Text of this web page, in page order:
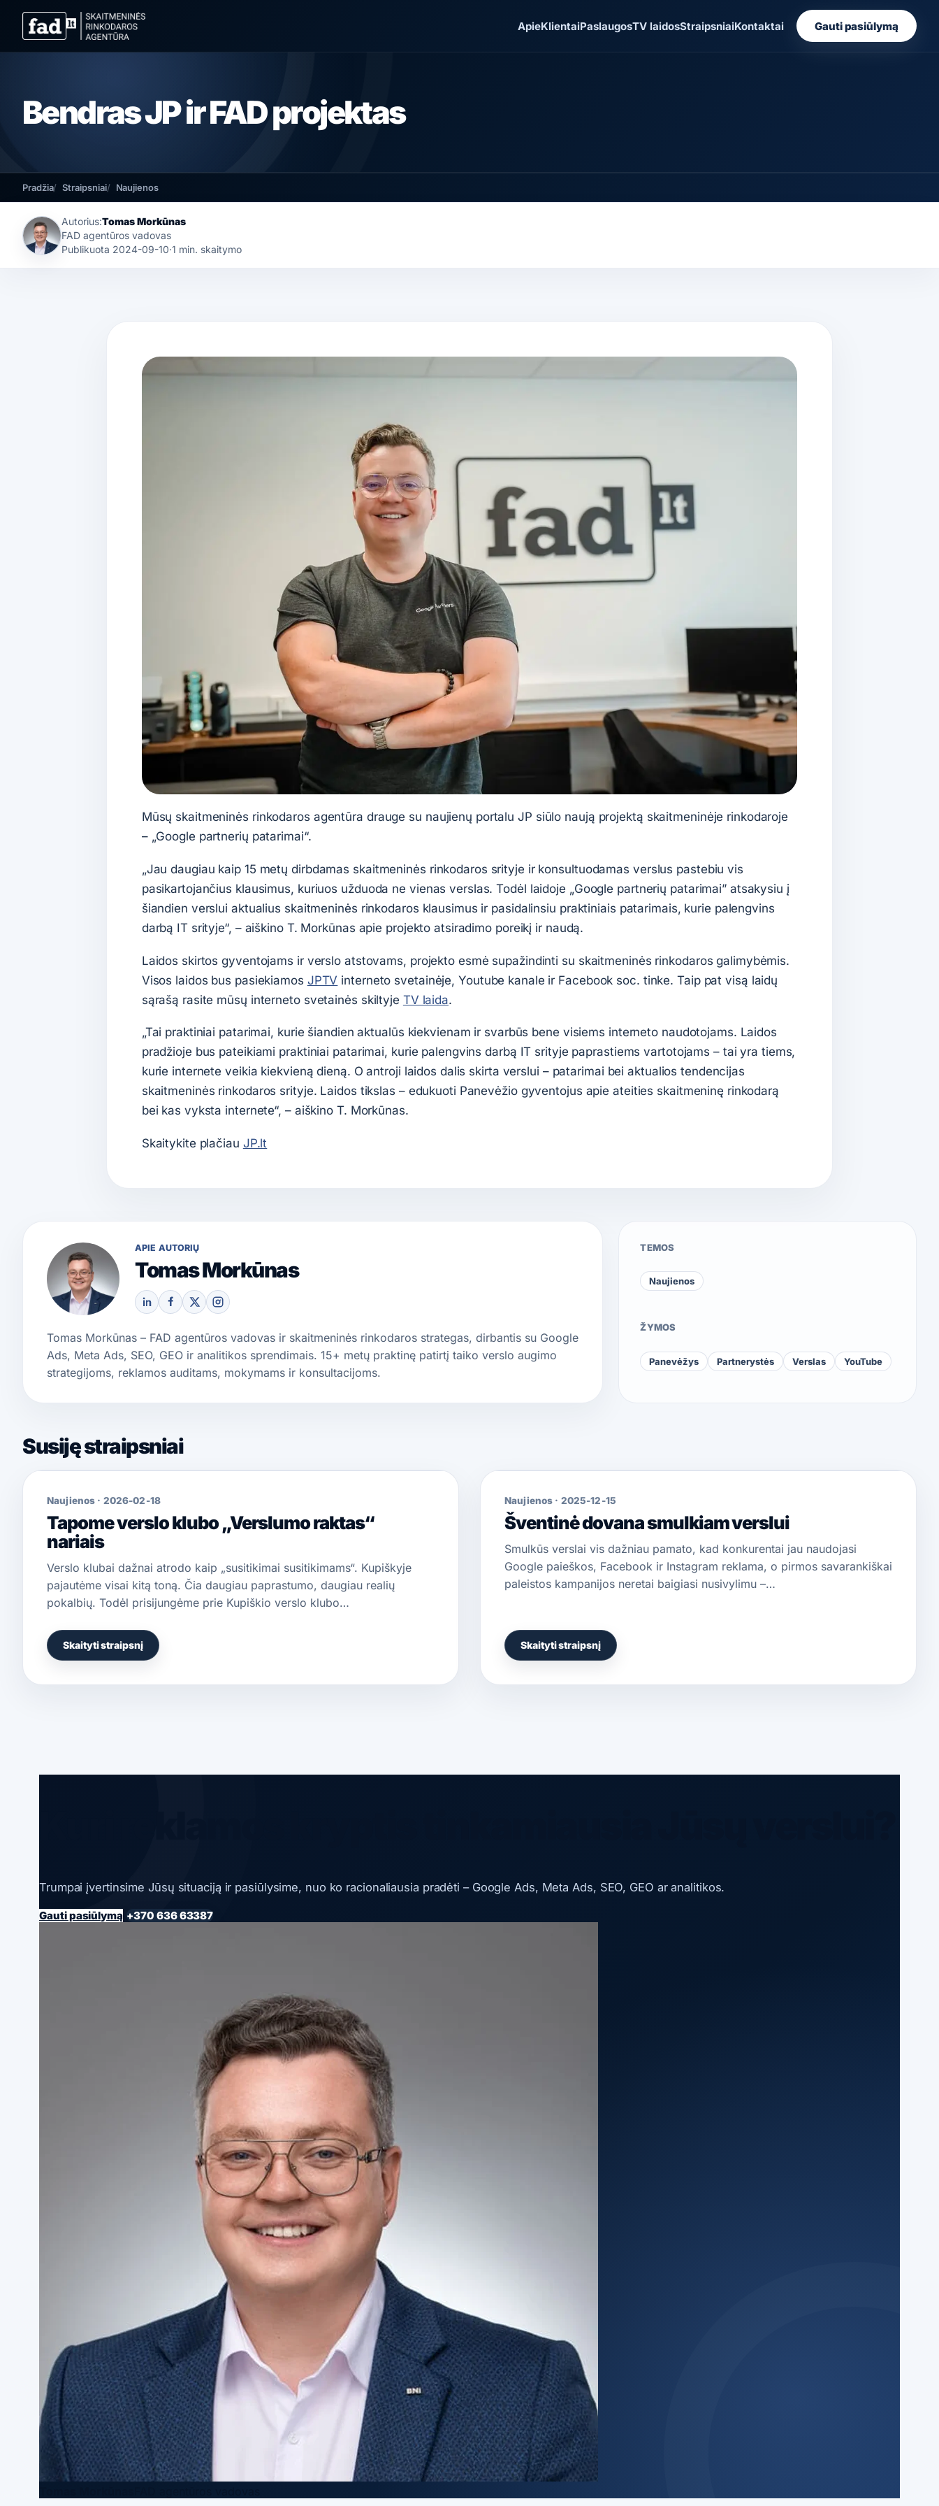
ApieKlientaiPaslaugosTV laidosStraipsniaiKontaktai Gauti pasiūlymą
Bendras JP ir FAD projektas
Pradžia Straipsniai Naujienos
Autorius:Tomas Morkūnas
FAD agentūros vadovas
Publikuota 2024-09-10·1 min. skaitymo
Mūsų skaitmeninės rinkodaros agentūra drauge su naujienų portalu JP siūlo naują projektą skaitmeninėje rinkodaroje
– „Google partnerių patarimai“.
„Jau daugiau kaip 15 metų dirbdamas skaitmeninės rinkodaros srityje ir konsultuodamas verslus pastebiu vis
pasikartojančius klausimus, kuriuos užduoda ne vienas verslas. Todėl laidoje „Google partnerių patarimai” atsakysiu į
šiandien verslui aktualius skaitmeninės rinkodaros klausimus ir pasidalinsiu praktiniais patarimais, kurie palengvins
darbą IT srityje“, – aiškino T. Morkūnas apie projekto atsiradimo poreikį ir naudą.
Laidos skirtos gyventojams ir verslo atstovams, projekto esmė supažindinti su skaitmeninės rinkodaros galimybėmis.
Visos laidos bus pasiekiamos JPTV interneto svetainėje, Youtube kanale ir Facebook soc. tinke. Taip pat visą laidų
sąrašą rasite mūsų interneto svetainės skiltyje TV laida.
„Tai praktiniai patarimai, kurie šiandien aktualūs kiekvienam ir svarbūs bene visiems interneto naudotojams. Laidos
pradžioje bus pateikiami praktiniai patarimai, kurie palengvins darbą IT srityje paprastiems vartotojams – tai yra tiems,
kurie internete veikia kiekvieną dieną. O antroji laidos dalis skirta verslui – patarimai bei aktualios tendencijas
skaitmeninės rinkodaros srityje. Laidos tikslas – edukuoti Panevėžio gyventojus apie ateities skaitmeninę rinkodarą
bei kas vyksta internete“, – aiškino T. Morkūnas.
Skaitykite plačiau JP.lt
APIE AUTORIŲ
Tomas Morkūnas
Tomas Morkūnas – FAD agentūros vadovas ir skaitmeninės rinkodaros strategas, dirbantis su Google
Ads, Meta Ads, SEO, GEO ir analitikos sprendimais. 15+ metų praktinę patirtį taiko verslo augimo
strategijoms, reklamos auditams, mokymams ir konsultacijoms.
TEMOS
Naujienos
ŽYMOS
Panevėžys Partnerystės Verslas YouTube
Susiję straipsniai
Naujienos · 2026-02-18
Tapome verslo klubo „Verslumo raktas“
nariais
Verslo klubai dažnai atrodo kaip „susitikimai susitikimams“. Kupiškyje
pajautėme visai kitą toną. Čia daugiau paprastumo, daugiau realių
pokalbių. Todėl prisijungėme prie Kupiškio verslo klubo…
Skaityti straipsnį
Naujienos · 2025-12-15
Šventinė dovana smulkiam verslui
Smulkūs verslai vis dažniau pamato, kad konkurentai jau naudojasi
Google paieškos, Facebook ir Instagram reklama, o pirmos savarankiškai
paleistos kampanijos neretai baigiasi nusivylimu –…
Skaityti straipsnį
Trumpai įvertinsime Jūsų situaciją ir pasiūlysime, nuo ko racionaliausia pradėti – Google Ads, Meta Ads, SEO, GEO ar analitikos.
Gauti pasiūlymą +370 636 63387